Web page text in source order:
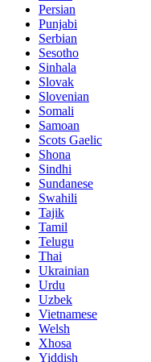
Persian
Punjabi
Serbian
Sesotho
Sinhala
Slovak
Slovenian
Somali
Samoan
Scots Gaelic
Shona
Sindhi
Sundanese
Swahili
Tajik
Tamil
Telugu
Thai
Ukrainian
Urdu
Uzbek
Vietnamese
Welsh
Xhosa
Yiddish